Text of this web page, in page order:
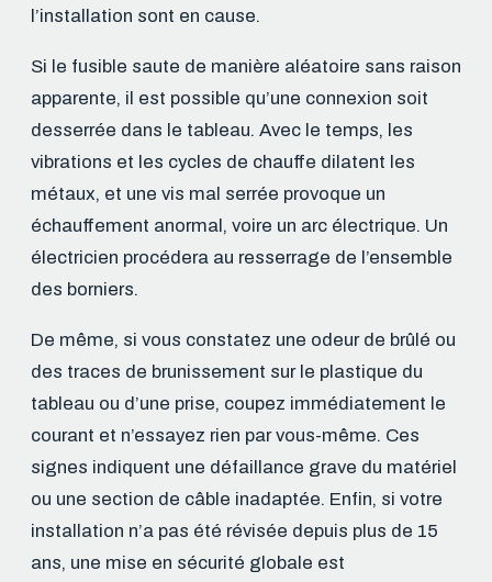
l’installation sont en cause.
Si le fusible saute de manière aléatoire sans raison
apparente, il est possible qu’une connexion soit
desserrée dans le tableau. Avec le temps, les
vibrations et les cycles de chauffe dilatent les
métaux, et une vis mal serrée provoque un
échauffement anormal, voire un arc électrique. Un
électricien procédera au resserrage de l’ensemble
des borniers.
De même, si vous constatez une odeur de brûlé ou
des traces de brunissement sur le plastique du
tableau ou d’une prise, coupez immédiatement le
courant et n’essayez rien par vous-même. Ces
signes indiquent une défaillance grave du matériel
ou une section de câble inadaptée. Enfin, si votre
installation n’a pas été révisée depuis plus de 15
ans, une mise en sécurité globale est